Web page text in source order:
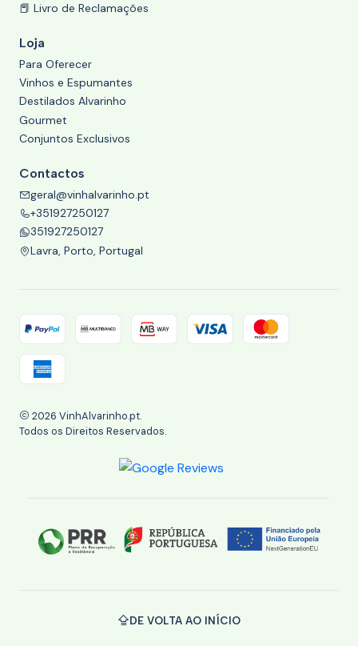
📕 Livro de Reclamações
Loja
Para Oferecer
Vinhos e Espumantes
Destilados Alvarinho
Gourmet
Conjuntos Exclusivos
Contactos
geral@vinhalvarinho.pt
+351927250127
351927250127
Lavra, Porto, Portugal
2026 VinhAlvarinho.pt.
Todos os Direitos Reservados.
DE VOLTA AO INÍCIO